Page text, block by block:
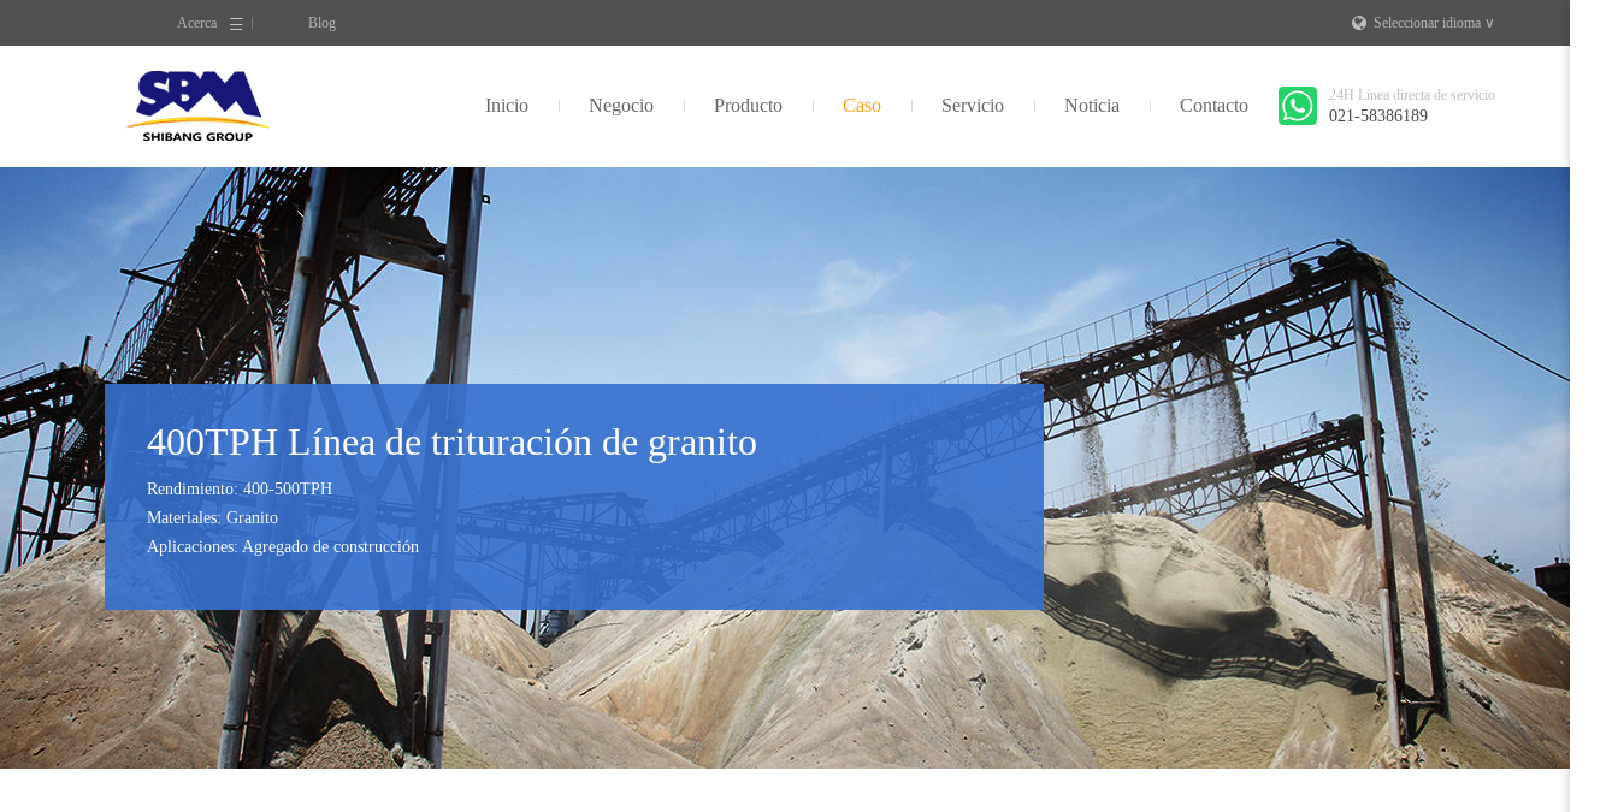
Seleccionar idioma ∨
Acerca Blog
Inicio Negocio Producto Caso Servicio Noticia Contacto 24H Línea directa de servicio
021-58386189
400TPH Línea de trituración de granito
Rendimiento: 400-500TPH
Materiales: Granito
Aplicaciones: Agregado de construcción